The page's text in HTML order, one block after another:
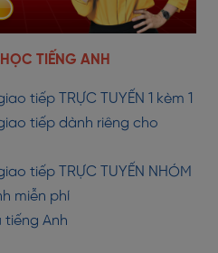
TIẾNG ANH
tiếp TRỰC TUYẾN 1 kèm 1
tiếp dành riêng cho
tiếp TRỰC TUYẾN NHÓM
miễn phí
tiếng Anh